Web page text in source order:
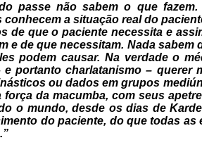
passe não sabem o que
a situação real do
que o paciente necessita e
e de que necessitam. Nada
podem causar. Na verdade o
portanto charlatanismo – querer
ou dados em grupos
da macumba, com seus
o mundo, desde os dias de
do paciente, do que todas